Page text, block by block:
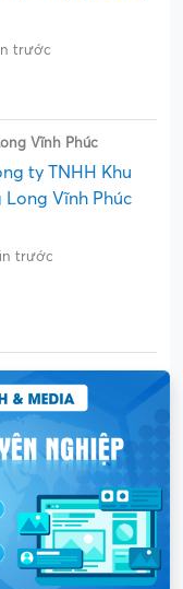
trước
Vĩnh Phúc
ty TNHH Khu
Vĩnh Phúc
trước